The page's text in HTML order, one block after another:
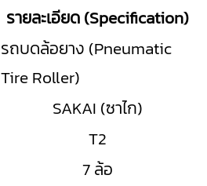
รายละเอียด (Specification)
รถบดล้อยาง (Pneumatic
Tire Roller)
SAKAI (ซาไก)
T2
7 ล้อ